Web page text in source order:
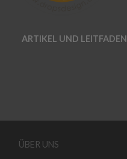
ARTIKEL UND LEITFADEN
ÜBER UNS